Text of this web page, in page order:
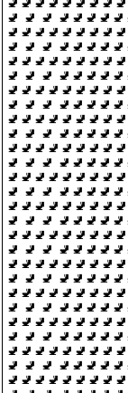
🚽 🚽 🚽
🚽 🚽 🚽
🚽 🚽 🚽
🚽 🚽 🚽
🚽 🚽 🚽
🚽 🚽 🚽
🚽 🚽 🚽
🚽 🚽 🚽
🚽 🚽 🚽
🚽 🚽 🚽
🚽 🚽 🚽
🚽 🚽 🚽
🚽 🚽 🚽